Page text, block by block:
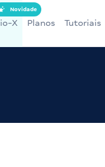
X
Novidade
Planos Tutoriais